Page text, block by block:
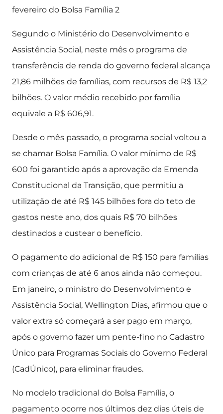
Segundo o Ministério do Desenvolvimento e
Assistência Social, neste mês o programa de
transferência de renda do governo federal alcança
21,86 milhões de famílias, com recursos de R$ 13,2
bilhões. O valor médio recebido por família
equivale a R$ 606,91.
Desde o mês passado, o programa social voltou a
se chamar Bolsa Família. O valor mínimo de R$
600 foi garantido após a aprovação da Emenda
Constitucional da Transição, que permitiu a
utilização de até R$ 145 bilhões fora do teto de
gastos neste ano, dos quais R$ 70 bilhões
destinados a custear o benefício.
O pagamento do adicional de R$ 150 para famílias
com crianças de até 6 anos ainda não começou.
Em janeiro, o ministro do Desenvolvimento e
Assistência Social, Wellington Dias, afirmou que o
valor extra só começará a ser pago em março,
após o governo fazer um pente-fino no Cadastro
Único para Programas Sociais do Governo Federal
(CadÚnico), para eliminar fraudes.
No modelo tradicional do Bolsa Família, o
pagamento ocorre nos últimos dez dias úteis de